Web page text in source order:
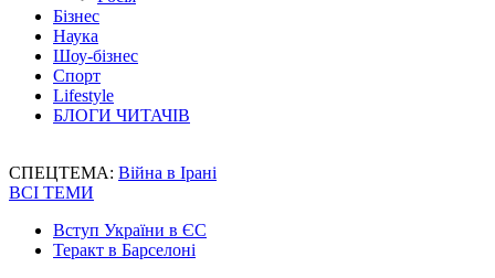
Бізнес
Наука
Шоу-бізнес
Спорт
Lifestyle
БЛОГИ ЧИТАЧІВ
СПЕЦТЕМА: Війна в Ірані
ВСІ ТЕМИ
Вступ України в ЄС
Теракт в Барселоні